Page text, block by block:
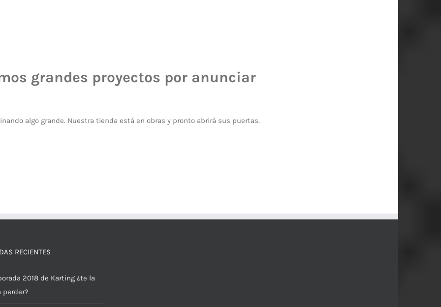
grandes proyectos por anunciar
algo grande. Nuestra tienda está en obras y pronto abrirá sus puertas.
RECIENTES
2018 de Karting ¿te la
perder?